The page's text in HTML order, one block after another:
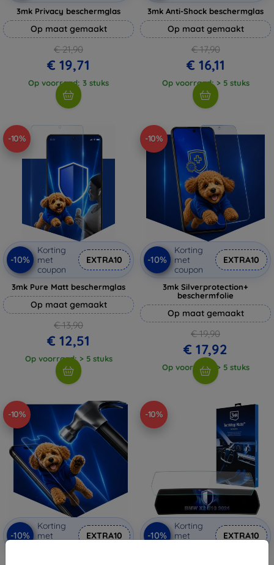
3mk Privacy beschermglas
Op maat gemaakt
€ 21,90
€ 19,71
Op voorraad: 3 stuks
3mk Anti-Shock beschermglas
Op maat gemaakt
€ 17,90
€ 16,11
Op voorraad: > 5 stuks
-10%
-10%
Korting
met
coupon
EXTRA10
3mk Pure Matt beschermglas
Op maat gemaakt
€ 13,90
€ 12,51
Op voorraad: > 5 stuks
-10%
-10%
Korting
met
coupon
EXTRA10
3mk Silverprotection+
beschermfolie
Op maat gemaakt
€ 19,90
€ 17,92
Op voorraad: > 5 stuks
-10%
-10%
Korting
met
EXTRA10
-10%
-10%
Korting
met
EXTRA10